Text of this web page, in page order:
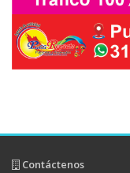
Contáctenos